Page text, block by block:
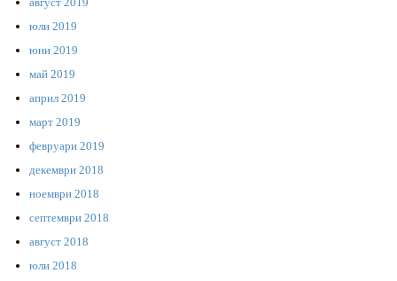
юли 2019
юни 2019
май 2019
април 2019
март 2019
февруари 2019
декември 2018
ноември 2018
септември 2018
август 2018
юли 2018